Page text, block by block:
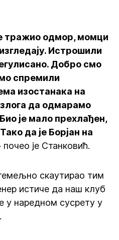
тражио одмор, момци
Истрошили
Добро смо
спремили
изостанака на
да одмарамо
је мало прехлађен,
да је Борјан на
почео је Станковић.
скаутирао тим
истиче да наш клуб
у наредном сусрету у